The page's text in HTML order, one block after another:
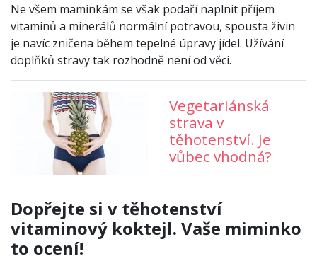
Ne všem maminkám se však podaří naplnit příjem
vitaminů a minerálů normální potravou, spousta živin
je navíc zničena během tepelné úpravy jídel. Užívání
doplňků stravy tak rozhodně není od věci.
Vegetariánská
strava v
těhotenství. Je
vůbec vhodná?
Dopřejte si v těhotenství
vitaminový koktejl. Vaše miminko
to ocení!